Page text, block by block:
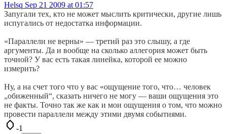
Helsq Sep 21 2009 at 01:57
Запугали тех, кто не может мыслить критически, другие лишь
испугались от недостатка информации.
«Параллели не верны» — третий раз это слышу, а где
аргументы. Да и вообще на сколько аллегория может быть
точной? У вас есть такая линейка, которой ее можно
измерить?
Ну, а на счет того что у вас «ощущение того, что… человек
„обиженный“, сказать ничего не могу — ваши ощущения это
не факты. Точно так же как и мои ощущения о том, что можно
провести параллели между этими двумя событиями.
-1